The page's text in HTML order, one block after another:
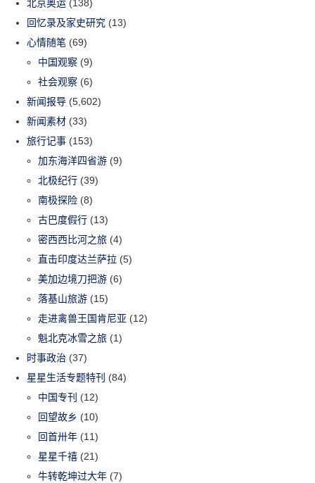
北京奥运 (138)
回忆录及家史研究 (13)
心情随笔 (69)
中国观察 (9)
社会观察 (6)
新闻报导 (5,602)
新闻素材 (33)
旅行记事 (153)
加东海洋四省游 (9)
北极纪行 (39)
南极探险 (8)
古巴度假行 (13)
密西西比河之旅 (4)
直击印度达兰萨拉 (5)
美加边境刀把游 (6)
落基山旅游 (15)
走进禽兽王国肯尼亚 (12)
魁北克冰雪之旅 (1)
时事政治 (37)
星星生活专题特刊 (84)
中国专刊 (12)
回望故乡 (10)
回首卅年 (11)
星星千禧 (21)
牛转乾坤过大年 (7)